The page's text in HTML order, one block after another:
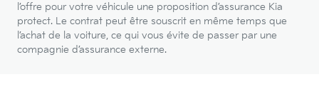
l’offre pour votre véhicule une proposition d’assurance Kia
protect. Le contrat peut être souscrit en même temps que
l’achat de la voiture, ce qui vous évite de passer par une
compagnie d’assurance externe.